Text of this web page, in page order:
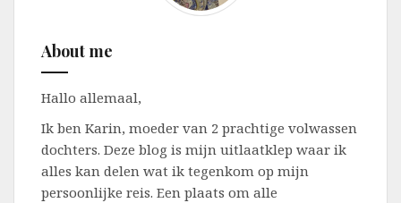
About me
Hallo allemaal,
Ik ben Karin, moeder van 2 prachtige volwassen
dochters. Deze blog is mijn uitlaatklep waar ik
alles kan delen wat ik tegenkom op mijn
persoonlijke reis. Een plaats om alle